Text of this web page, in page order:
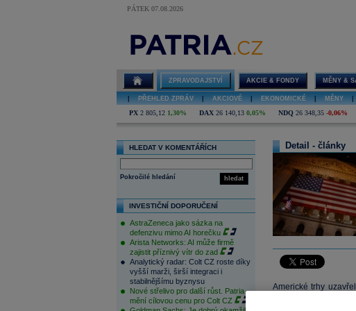
PÁTEK 07.08.2026
ZPRAVODAJSTVÍ AKCIE & FONDY MĚNY &
PŘEHLED ZPRÁV AKCIOVÉ EKONOMICKÉ MĚNY
PX 2 805,12 1,30% DAX 26 140,13 0,05% NDQ 26 348,35 -0,06%
HLEDAT V KOMENTÁŘÍCH
hledat
Pokročilé hledání
INVESTIČNÍ DOPORUČENÍ
AstraZeneca jako sázka na
defenzivu mimo AI horečku
Arista Networks: AI může firmě
zajistit příznivý vítr do zad
Analytický radar: Colt CZ roste díky
vyšší marži, širší integraci i
stabilnějšímu byznysu
Nové střelivo pro další růst. Patria
mění cílovou cenu pro Colt CZ
Detail - články
Americké trhy